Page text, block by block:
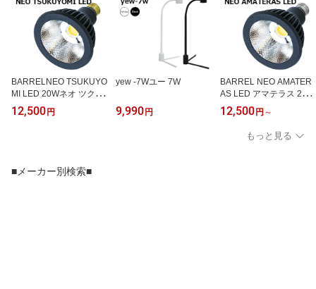
BARRELNEO TSUKUYO
MI LED 20Wネオ ツクヨ
ミ
12,500 円
yew -7Wユー 7W
9,990 円
BARREL NEO AMATER
AS LED アマテラス 20W
ブラック
12,500 円 ～
もっと見る
■メーカー別検索■